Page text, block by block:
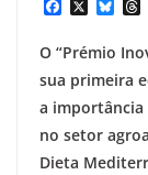
c
e
b
o
o
k
X B
u
e
s
y s
O “Prémio
sua primeira
a importância
no setor
Dieta